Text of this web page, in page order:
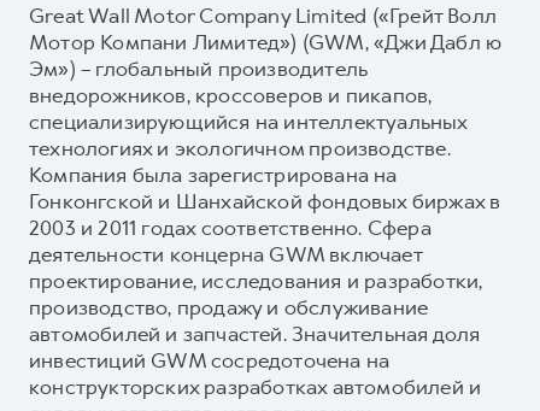
Great Wall Motor Company Limited («Грейт Волл
Мотор Компани Лимитед») (GWM, «Джи Дабл ю
Эм») – глобальный производитель
внедорожников, кроссоверов и пикапов,
специализирующийся на интеллектуальных
технологиях и экологичном производстве.
Компания была зарегистрирована на
Гонконгской и Шанхайской фондовых биржах в
2003 и 2011 годах соответственно. Сфера
деятельности концерна GWM включает
проектирование, исследования и разработки,
производство, продажу и обслуживание
автомобилей и запчастей. Значительная доля
инвестиций GWM сосредоточена на
конструкторских разработках автомобилей и